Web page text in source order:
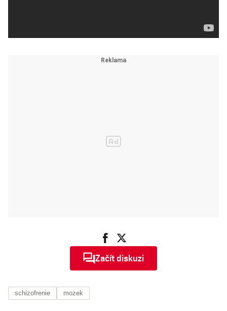
Začít diskuzi
schizofrenie mozek